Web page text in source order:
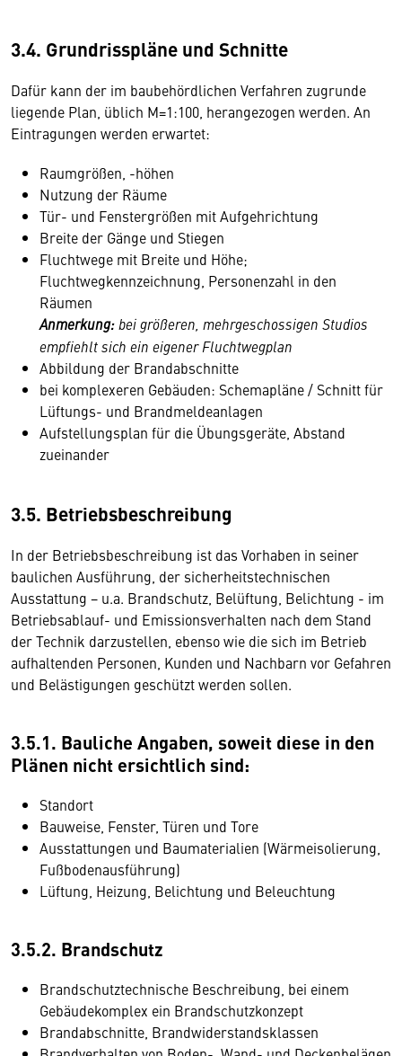
3.4. Grundrisspläne und Schnitte
Dafür kann der im baubehördlichen Verfahren zugrunde
liegende Plan, üblich M=1:100, herangezogen werden. An
Eintragungen werden erwartet:
Raumgrößen, -höhen
Nutzung der Räume
Tür- und Fenstergrößen mit Aufgehrichtung
Breite der Gänge und Stiegen
Fluchtwege mit Breite und Höhe;
Fluchtwegkennzeichnung, Personenzahl in den
Räumen
Anmerkung:bei größeren, mehrgeschossigen Studios
empfiehlt sich ein eigener Fluchtwegplan
Abbildung der Brandabschnitte
bei komplexeren Gebäuden: Schemapläne / Schnitt für
Lüftungs- und Brandmeldeanlagen
Aufstellungsplan für die Übungsgeräte, Abstand
zueinander
3.5. Betriebsbeschreibung
In der Betriebsbeschreibung ist das Vorhaben in seiner
baulichen Ausführung, der sicherheitstechnischen
Ausstattung − u.a. Brandschutz, Belüftung, Belichtung - im
Betriebsablauf- und Emissionsverhalten nach dem Stand
der Technik darzustellen, ebenso wie die sich im Betrieb
aufhaltenden Personen, Kunden und Nachbarn vor Gefahren
und Belästigungen geschützt werden sollen.
3.5.1. Bauliche Angaben, soweit diese in den
Plänen nicht ersichtlich sind:
Standort
Bauweise, Fenster, Türen und Tore
Ausstattungen und Baumaterialien (Wärmeisolierung,
Fußbodenausführung)
Lüftung, Heizung, Belichtung und Beleuchtung
3.5.2. Brandschutz
Brandschutztechnische Beschreibung, bei einem
Gebäudekomplex ein Brandschutzkonzept
Brandabschnitte, Brandwiderstandsklassen